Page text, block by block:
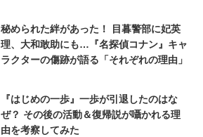
秘められた絆があった！ 目暮警部に妃英
理、大和敢助にも…『名探偵コナン』キャ
ラクターの傷跡が語る「それぞれの理由」
『はじめの一歩』一歩が引退したのはな
ぜ？ その後の活動＆復帰説が囁かれる理
由を考察してみた